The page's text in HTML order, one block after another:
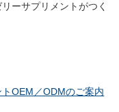
ーサプリメントがつく
OEM／ODMのご案内